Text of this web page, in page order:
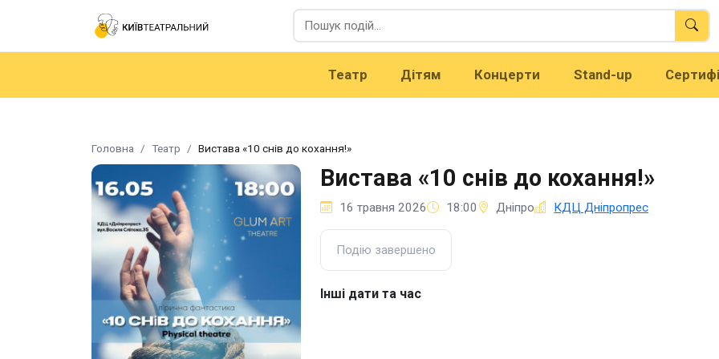
Театр Дітям Концерти Stand-up
Головна Театр Вистава «10 снів до кохання!»
Вистава «10 снів до кохання!»
16 травня 2026 18:00 Дніпро КДЦ Дніпропрес
Подію завершено
Інші дати та час